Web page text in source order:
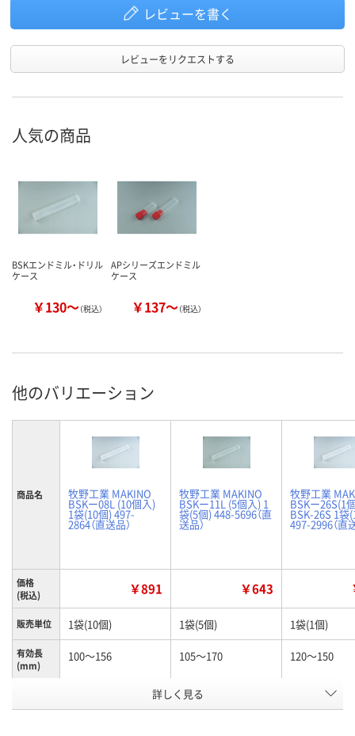
レビューを書く
レビューをリクエストする
人気の商品
BSKエンドミル・ドリル
ケース
￥130～（税込）
APシリーズエンドミル
ケース
￥137～（税込）
他のバリエーション
商品名 牧野工業 MAKINO
BSKー08L (10個入)
1袋(10個) 497-
2864（直送品）
牧野工業 MAKINO
BSKー11L (5個入) 1
袋(5個) 448-5696（直
送品）
牧野工業
BSKー26S(1
BSK-26S 1袋
497-2996（直
価格
(税込)
￥891 ￥643
販売単位 1袋(10個) 1袋(5個) 1袋(1個)
有効長
(mm)
100～156 105～170 120～150
K960603 N261116
詳しく見る